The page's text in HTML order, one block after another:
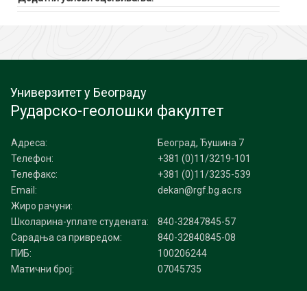
Универзитет у Београду
Рударско-геолошки факултет
Адреса:
Београд, Ђушина 7
Телефон:
+381 (0)11/3219-101
Телефакс:
+381 (0)11/3235-539
Email:
dekan@rgf.bg.ac.rs
Жиро рачуни:
Школарина-уплате студената:
840-32847845-57
Сарадња са привредом:
840-32840845-08
ПИБ:
100206244
Матични број:
07045735